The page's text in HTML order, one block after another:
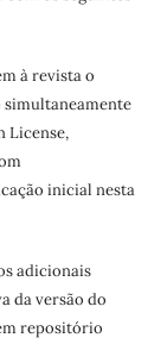
à revista o
License,
inicial nesta
adicionais
da versão do
repositório